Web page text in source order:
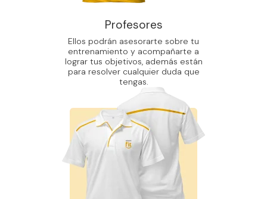
Profesores
Ellos podrán asesorarte sobre tu
entrenamiento y acompañarte a
lograr tus objetivos, además están
para resolver cualquier duda que
tengas.